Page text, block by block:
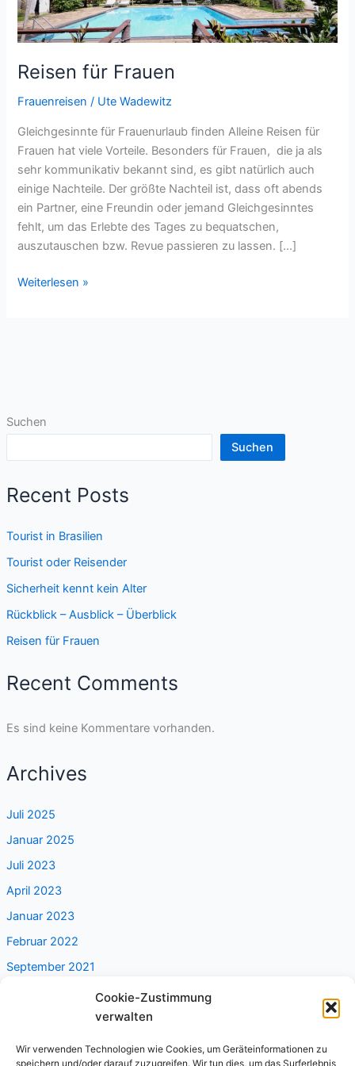
Cookie-Zustimmung
verwalten
Wir verwenden Technologien wie Cookies, um Geräteinformationen zu
speichern und/oder darauf zuzugreifen. Wir tun dies, um das Surferlebnis
Suchen
Suchen
Recent Posts
Tourist in Brasilien
Tourist oder Reisender
Sicherheit kennt kein Alter
Rückblick – Ausblick – Überblick
Reisen für Frauen
Recent Comments
Es sind keine Kommentare vorhanden.
Archives
Juli 2025
Januar 2025
Juli 2023
April 2023
Januar 2023
Februar 2022
September 2021
Categories
Alleine reisen
Reisen für Frauen
Frauenreisen / Ute Wadewitz
Gleichgesinnte für Frauenurlaub finden Alleine Reisen für
Frauen hat viele Vorteile. Besonders für Frauen, die ja als
sehr kommunikativ bekannt sind, es gibt natürlich auch
einige Nachteile. Der größte Nachteil ist, dass oft abends
ein Partner, eine Freundin oder jemand Gleichgesinntes
fehlt, um das Erlebte des Tages zu bequatschen,
auszutauschen bzw. Revue passieren zu lassen. […]
Reisen
Weiterlesen »